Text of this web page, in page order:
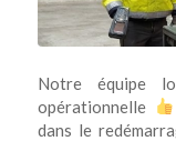
Notre équipe
opérationnelle
dans le